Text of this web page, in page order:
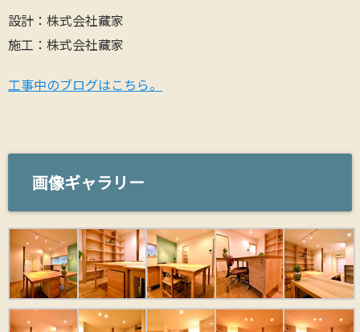
設計：株式会社藏家
施工：株式会社藏家
工事中のブログはこちら。
画像ギャラリー